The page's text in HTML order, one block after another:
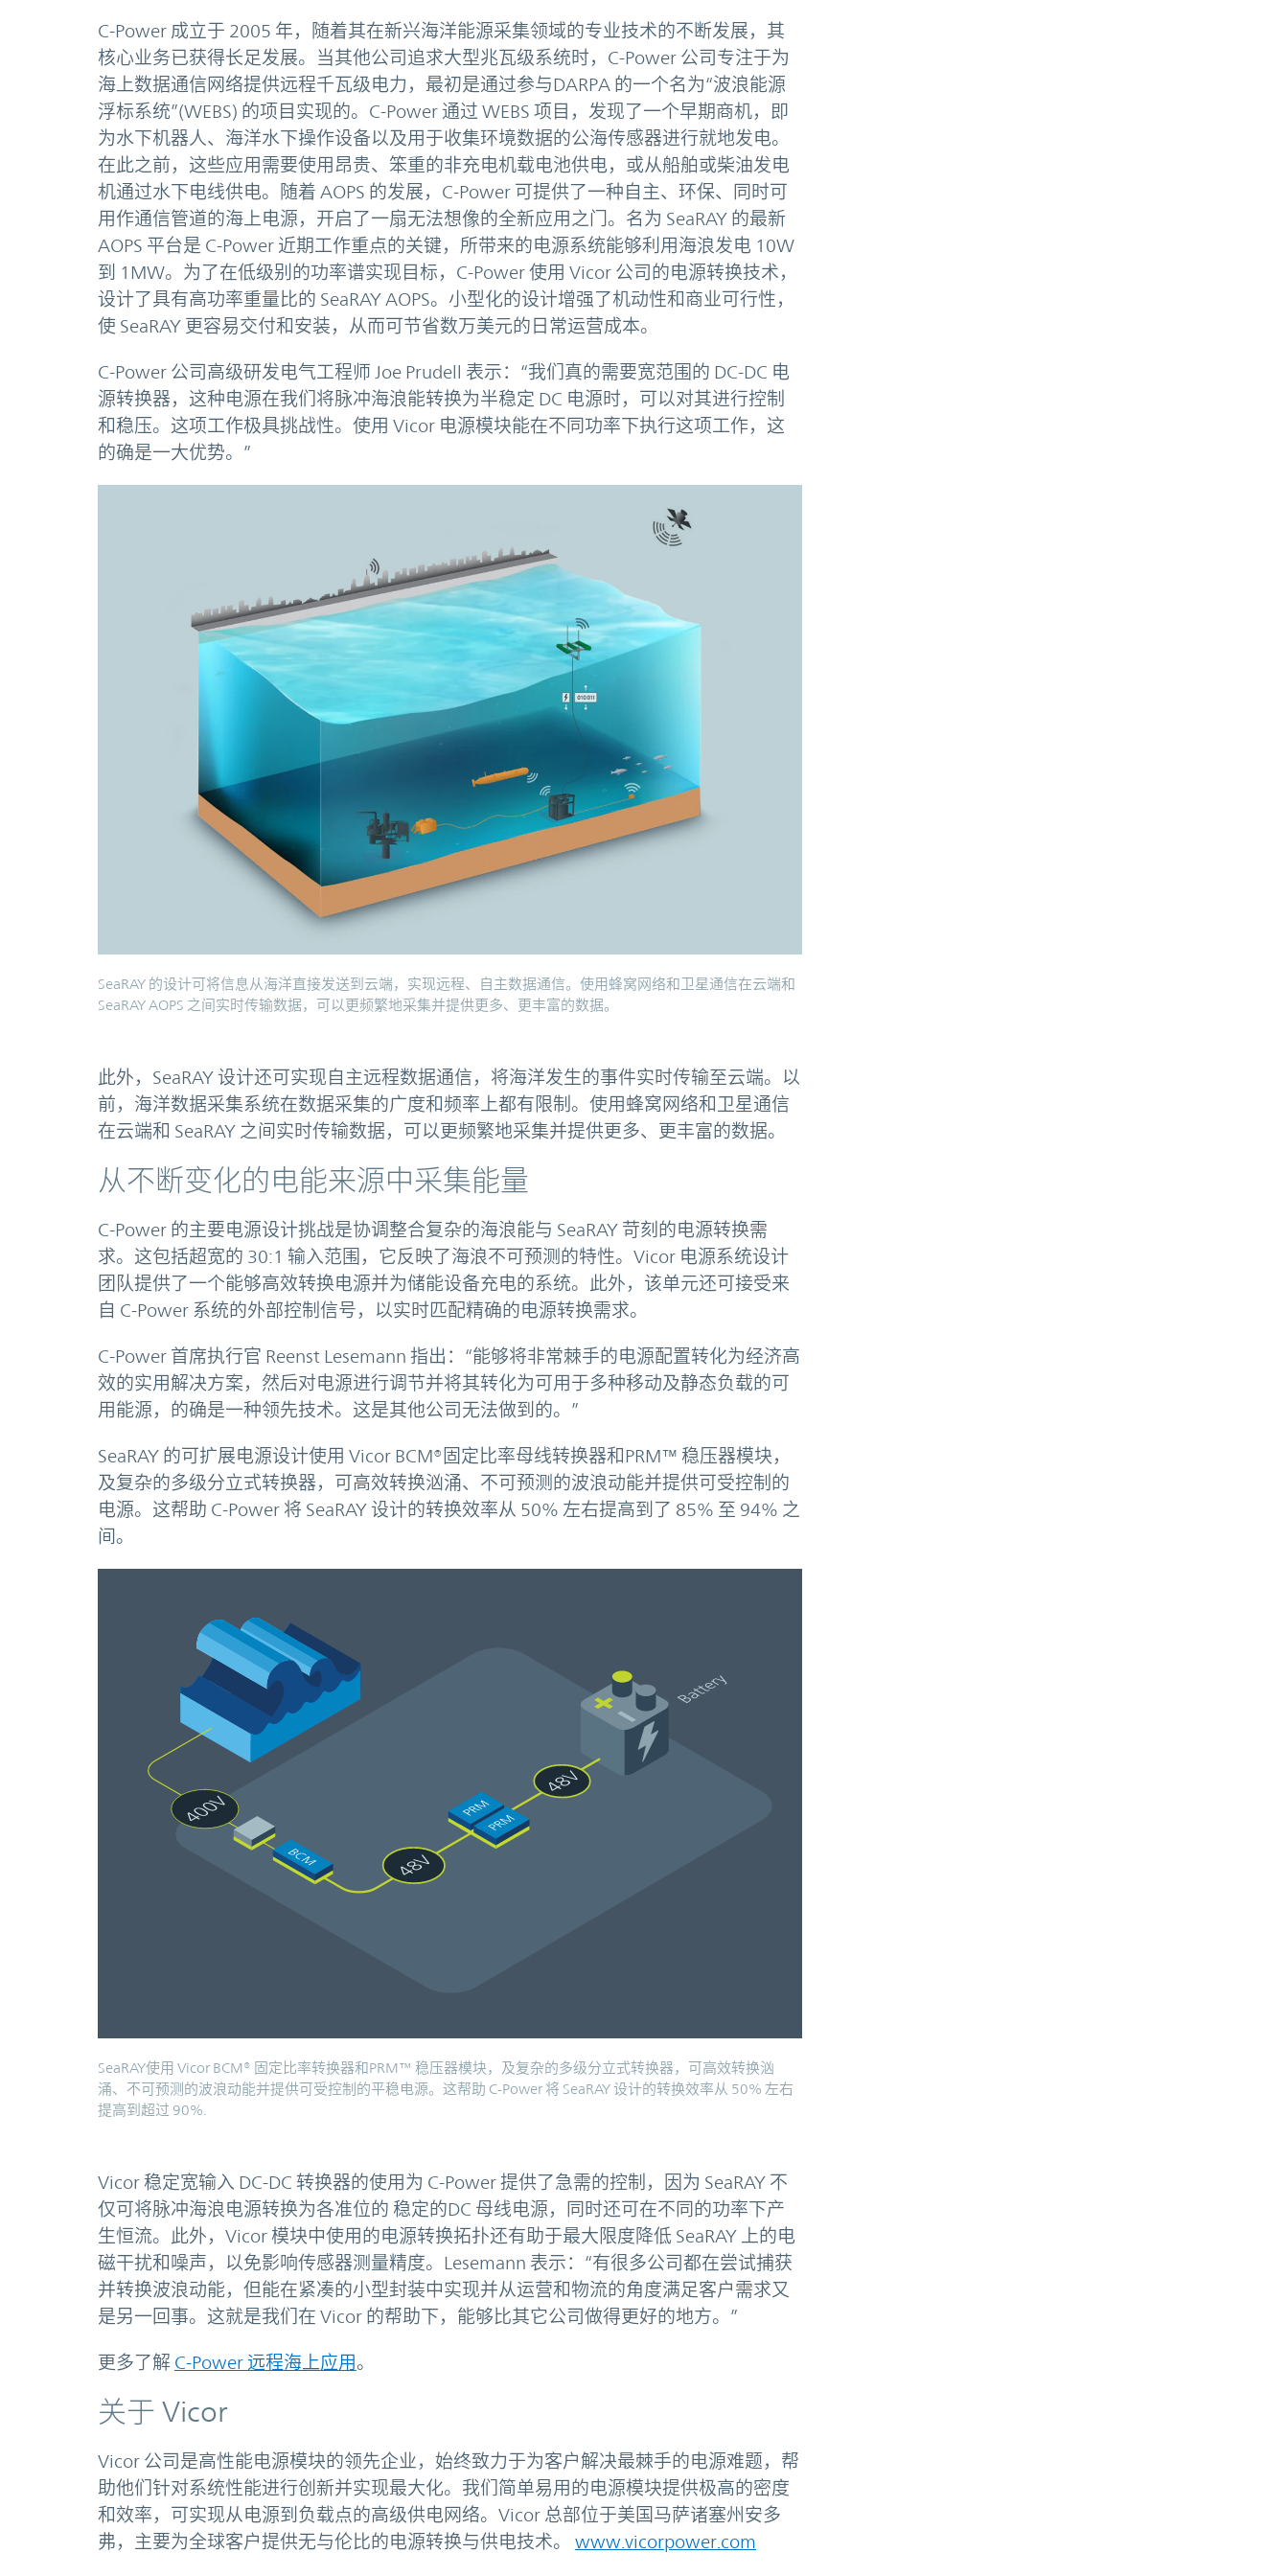
C-Power 成立于 2005 年，随着其在新兴海洋能源采集领域的专业技术的不断发展，其
核心业务已获得长足发展。当其他公司追求大型兆瓦级系统时，C-Power 公司专注于为
海上数据通信网络提供远程千瓦级电力，最初是通过参与DARPA 的一个名为“波浪能源
浮标系统”(WEBS) 的项目实现的。C-Power 通过 WEBS 项目，发现了一个早期商机，即
为水下机器人、海洋水下操作设备以及用于收集环境数据的公海传感器进行就地发电。
在此之前，这些应用需要使用昂贵、笨重的非充电机载电池供电，或从船舶或柴油发电
机通过水下电线供电。随着 AOPS 的发展，C-Power 可提供了一种自主、环保、同时可
用作通信管道的海上电源，开启了一扇无法想像的全新应用之门。名为 SeaRAY 的最新
AOPS 平台是 C-Power 近期工作重点的关键，所带来的电源系统能够利用海浪发电 10W
到 1MW。为了在低级别的功率谱实现目标，C-Power 使用 Vicor 公司的电源转换技术，
设计了具有高功率重量比的 SeaRAY AOPS。小型化的设计增强了机动性和商业可行性，
使 SeaRAY 更容易交付和安装，从而可节省数万美元的日常运营成本。
C-Power 公司高级研发电气工程师 Joe Prudell 表示：“我们真的需要宽范围的 DC-DC 电
源转换器，这种电源在我们将脉冲海浪能转换为半稳定 DC 电源时，可以对其进行控制
和稳压。这项工作极具挑战性。使用 Vicor 电源模块能在不同功率下执行这项工作，这
的确是一大优势。”
SeaRAY 的设计可将信息从海洋直接发送到云端，实现远程、自主数据通信。使用蜂窝网络和卫星通信在云端和
SeaRAY AOPS 之间实时传输数据，可以更频繁地采集并提供更多、更丰富的数据。
此外，SeaRAY 设计还可实现自主远程数据通信，将海洋发生的事件实时传输至云端。以
前，海洋数据采集系统在数据采集的广度和频率上都有限制。使用蜂窝网络和卫星通信
在云端和 SeaRAY 之间实时传输数据，可以更频繁地采集并提供更多、更丰富的数据。
从不断变化的电能来源中采集能量
C-Power 的主要电源设计挑战是协调整合复杂的海浪能与 SeaRAY 苛刻的电源转换需
求。这包括超宽的 30:1 输入范围，它反映了海浪不可预测的特性。Vicor 电源系统设计
团队提供了一个能够高效转换电源并为储能设备充电的系统。此外，该单元还可接受来
自 C-Power 系统的外部控制信号，以实时匹配精确的电源转换需求。
C-Power 首席执行官 Reenst Lesemann 指出：“能够将非常棘手的电源配置转化为经济高
效的实用解决方案，然后对电源进行调节并将其转化为可用于多种移动及静态负载的可
用能源，的确是一种领先技术。这是其他公司无法做到的。”
SeaRAY 的可扩展电源设计使用 Vicor BCM®固定比率母线转换器和PRM™ 稳压器模块，
及复杂的多级分立式转换器，可高效转换汹涌、不可预测的波浪动能并提供可受控制的
电源。这帮助 C-Power 将 SeaRAY 设计的转换效率从 50% 左右提高到了 85% 至 94% 之
间。
SeaRAY使用 Vicor BCM® 固定比率转换器和PRM™ 稳压器模块，及复杂的多级分立式转换器，可高效转换汹
涌、不可预测的波浪动能并提供可受控制的平稳电源。这帮助 C-Power 将 SeaRAY 设计的转换效率从 50% 左右
提高到超过 90%.
Vicor 稳定宽输入 DC-DC 转换器的使用为 C-Power 提供了急需的控制，因为 SeaRAY 不
仅可将脉冲海浪电源转换为各准位的 稳定的DC 母线电源，同时还可在不同的功率下产
生恒流。此外，Vicor 模块中使用的电源转换拓扑还有助于最大限度降低 SeaRAY 上的电
磁干扰和噪声，以免影响传感器测量精度。Lesemann 表示：“有很多公司都在尝试捕获
并转换波浪动能，但能在紧凑的小型封装中实现并从运营和物流的角度满足客户需求又
是另一回事。这就是我们在 Vicor 的帮助下，能够比其它公司做得更好的地方。”
更多了解 C-Power 远程海上应用。
关于 Vicor
Vicor 公司是高性能电源模块的领先企业，始终致力于为客户解决最棘手的电源难题，帮
助他们针对系统性能进行创新并实现最大化。我们简单易用的电源模块提供极高的密度
和效率，可实现从电源到负载点的高级供电网络。Vicor 总部位于美国马萨诸塞州安多
弗，主要为全球客户提供无与伦比的电源转换与供电技术。 www.vicorpower.com